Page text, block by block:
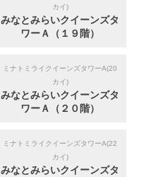
カイ)
みなとみらいクイーンズタ
ワーＡ（１９階）
ミナトミライクイーンズタワーA(20
カイ)
みなとみらいクイーンズタ
ワーＡ（２０階）
ミナトミライクイーンズタワーA(22
カイ)
みなとみらいクイーンズタ